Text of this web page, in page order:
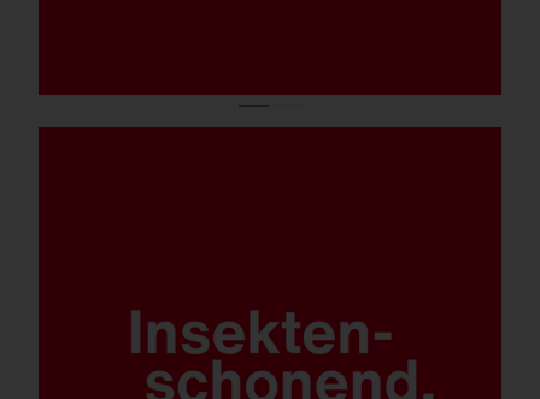
Control) und weiteres Zubehör für seitliche,
haus- und / oder straßenseitige
Lichtabschirmung.